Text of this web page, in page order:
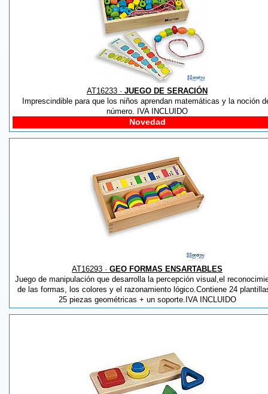
AT16233 · JUEGO DE SERACIÓN
Imprescindible para que los niños aprendan matemáticas y la noción
número. IVA INCLUIDO
Novedad
AT16293 · GEO FORMAS ENSARTABLES
Juego de manipulación que desarrolla la percepción visual,el
de las formas, los colores y el razonamiento lógico.Contiene 24
25 piezas geométricas + un soporte.IVA INCLUIDO